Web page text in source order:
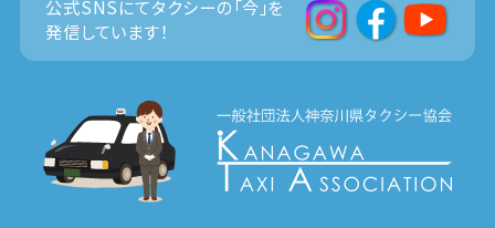
公式SNSにてタクシーの「今」を
発信しています！